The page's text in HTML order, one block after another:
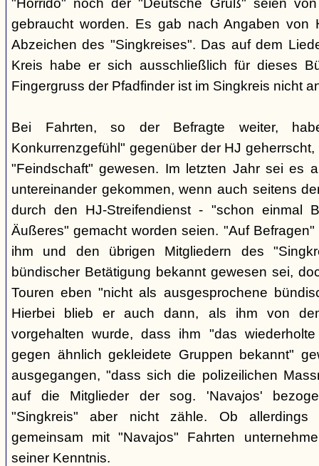
"Horrido" noch der "Deutsche Gruß" seien
gebraucht worden. Es gab nach Angaben von
Abzeichen des "Singkreises". Das auf dem
Kreis habe er sich ausschließlich für dieses
Fingergruss der Pfadfinder ist im Singkreis nicht
Bei Fahrten, so der Befragte weiter,
Konkurrenzgefühl" gegenüber der HJ
"Feindschaft" gewesen. Im letzten Jahr sei es
untereinander gekommen, wenn auch seitens
durch den HJ-Streifendienst - "schon einmal
Äußeres" gemacht worden seien. "Auf
ihm und den übrigen Mitgliedern des
bündischer Betätigung bekannt gewesen sei,
Touren eben "nicht als ausgesprochene
Hierbei blieb er auch dann, als ihm von
vorgehalten wurde, dass ihm "das
gegen ähnlich gekleidete Gruppen bekannt"
ausgegangen, "dass sich die polizeilichen
auf die Mitglieder der sog. 'Navajos'
"Singkreis" aber nicht zähle. Ob allerdings
gemeinsam mit "Navajos" Fahrten
seiner Kenntnis.